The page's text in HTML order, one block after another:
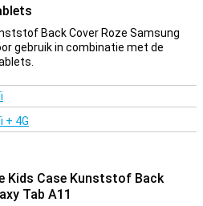
vasthouden. Het handvat gebruik je
tablet in horizontale modus kunt
poorten zijn uitsparingen gemaakt
Back Cover Roze Samsung
gebruik in combinatie met de
+ 4G
Kids Case Kunststof Back
Tab A11